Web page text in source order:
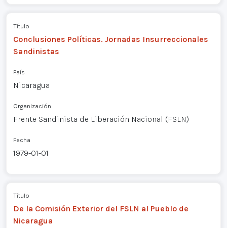
Título
Conclusiones Políticas. Jornadas Insurreccionales
Sandinistas
País
Nicaragua
Organización
Frente Sandinista de Liberación Nacional (FSLN)
Fecha
1979-01-01
Título
De la Comisión Exterior del FSLN al Pueblo de
Nicaragua